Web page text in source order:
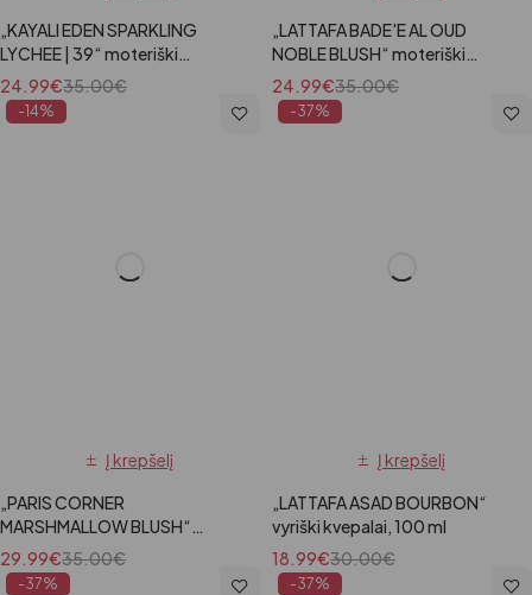
„KAYALI EDEN SPARKLING
LYCHEE | 39“ moteriški
kvepalai, 100 ml
35.00€
24.99€
„LATTAFA BADE'E AL OUD
NOBLE BLUSH“ moteriški
kvepalai, 100 ml
35.00€
24.99€
-14%
Į krepšelį
„PARIS CORNER
MARSHMALLOW BLUSH“
moteriški kvepalai, 100 ml
35.00€
29.99€
-37%
Į krepšelį
„LATTAFA ASAD BOURBON“
vyriški kvepalai, 100 ml
30.00€
18.99€
-37% -37%